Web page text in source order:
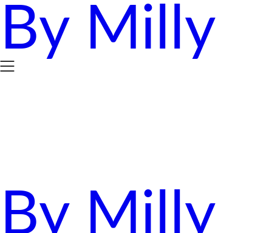
Skip
content
By Milly
By Milly